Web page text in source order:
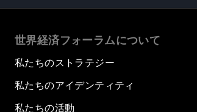
世界経済フォーラムについて
私たちのストラテジー
私たちのアイデンティティ
私たちの活動